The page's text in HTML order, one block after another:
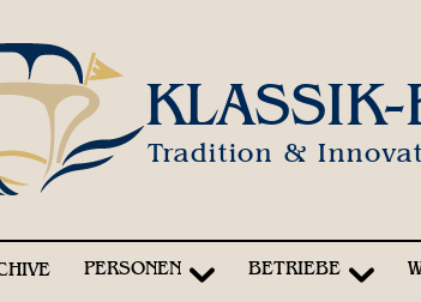
Tradition &
PERSONEN BETRIEBE